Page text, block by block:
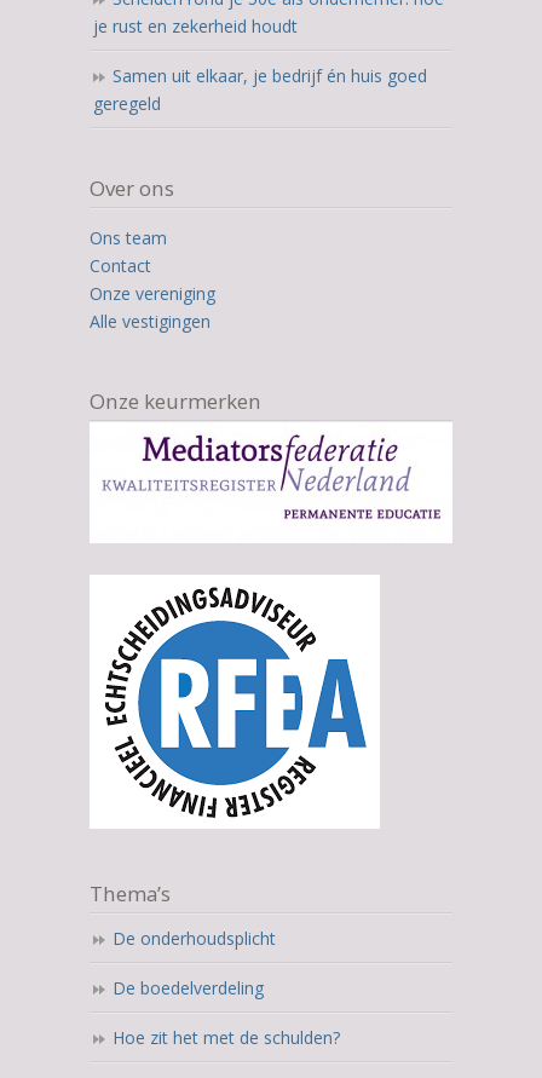
je rust en zekerheid houdt
Samen uit elkaar, je bedrijf én huis goed
geregeld
Over ons
Ons team
Contact
Onze vereniging
Alle vestigingen
Onze keurmerken
Thema’s
De onderhoudsplicht
De boedelverdeling
Hoe zit het met de schulden?